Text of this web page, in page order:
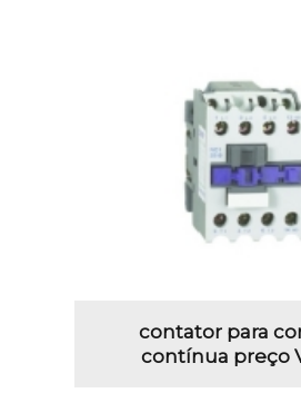
contator para
contínua preço